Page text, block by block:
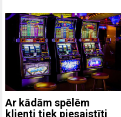
Ar kādām spēlēm
klienti tiek piesaistīti